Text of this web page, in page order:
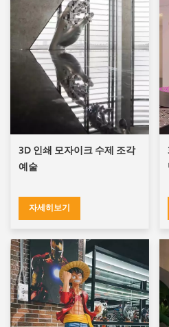
3D 인쇄 모자이크 수제 조각
예술
자세히보기